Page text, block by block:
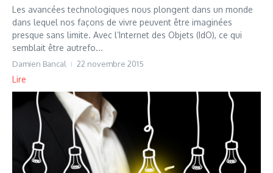
Les avancées technologiques nous plongent dans un monde
dans lequel nos façons de vivre peuvent être imaginées
presque sans limite. Avec l’Internet des Objets (IdO), ce qui
semblait être autrefo...
Damien Bancal 22 novembre 2015
Lire